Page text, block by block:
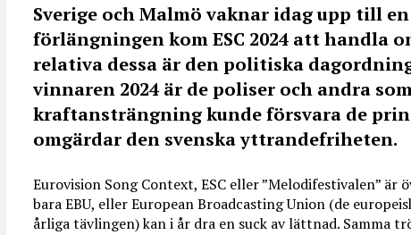
Sverige och Malmö vaknar idag upp till
förlängningen kom ESC 2024 att handla
relativa dessa är den politiska
vinnaren 2024 är de poliser och andra
kraftansträngning kunde försvara de
omgärdar den svenska yttrandefriheten.
Eurovision Song Context, ESC eller ”Melodifestivalen” är
bara EBU, eller European Broadcasting Union (de
årliga tävlingen) kan i år dra en suck av lättnad. Samma